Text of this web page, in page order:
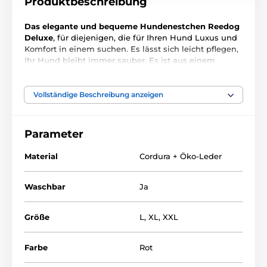
Das elegante und bequeme Hundenestchen Reedog
Deluxe, für diejenigen, die für Ihren Hund Luxus und
Komfort in einem suchen. Es lässt sich leicht pflegen,
Ihr Hund bleibt immer sauber. Es ist aus einem
Nestchen sind aus einem ECO- Leder hergestellt. Es
reicht sie mit einem nassen Lappen zu reinigen.
einigen Varianten und Grössen kaufen.
mittlere, aber auch grosse Hunderassen. Die
passenden Grösse könnne Sie in der folgenden
Tabelle finden:
Vollständige Beschreibung anzeigen
Parameter
Material Cordura + Öko-Leder
Waschbar Ja
Größe L, XL, XXL
Farbe Rot